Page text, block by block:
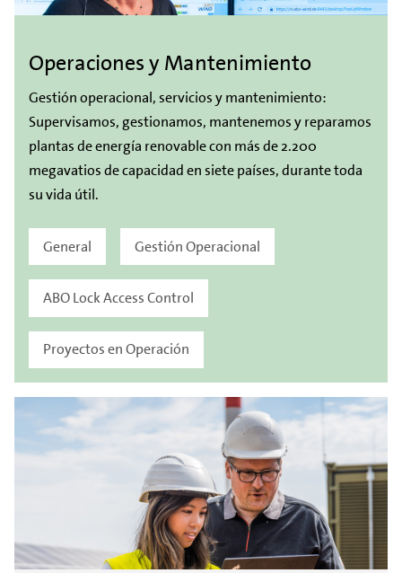
Operaciones y Mantenimiento
Gestión operacional, servicios y mantenimiento:
Supervisamos, gestionamos, mantenemos y reparamos
plantas de energía renovable con más de 2.200
megavatios de capacidad en siete países, durante toda
su vida útil.
General Gestión Operacional
ABO Lock Access Control
Proyectos en Operación